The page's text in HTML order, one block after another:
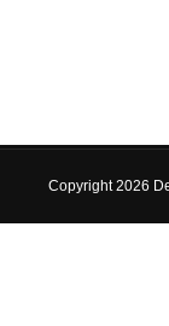
Copyright 2026